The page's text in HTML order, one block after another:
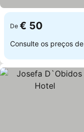
De € 50
Consulte os preços de